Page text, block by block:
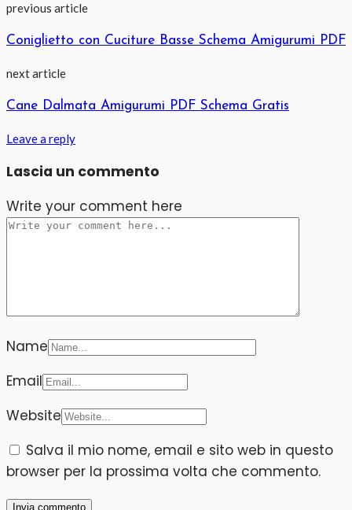
previous article
Coniglietto con Cuciture Basse Schema Amigurumi PDF
next article
Cane Dalmata Amigurumi PDF Schema Gratis
Leave a reply
Lascia un commento
Write your comment here
Name
Email
Website
Salva il mio nome, email e sito web in questo
browser per la prossima volta che commento.